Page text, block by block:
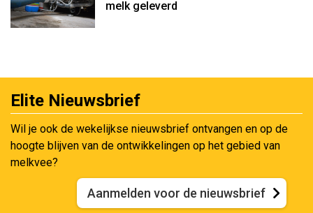
melk geleverd
Elite Nieuwsbrief
Wil je ook de wekelijkse nieuwsbrief ontvangen en op de
hoogte blijven van de ontwikkelingen op het gebied van
melkvee?
Aanmelden voor de nieuwsbrief